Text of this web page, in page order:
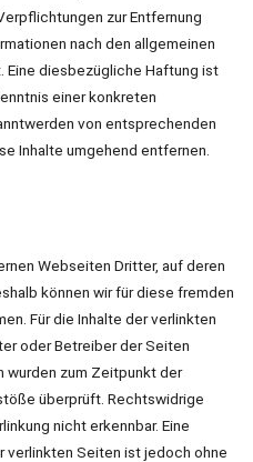
zur Entfernung
nach den allgemeinen
Eine diesbezügliche Haftung ist
einer konkreten
von entsprechenden
Inhalte umgehend entfernen.
Webseiten Dritter, auf deren
können wir für diese fremden
Für die Inhalte der verlinkten
oder Betreiber der Seiten
wurden zum Zeitpunkt der
überprüft. Rechtswidrige
nicht erkennbar. Eine
verlinkten Seiten ist jedoch ohne